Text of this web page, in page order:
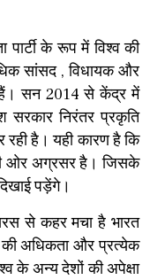
के रूप में विश्व की
सांसद , विधायक और
हैं। सन 2014 से केंद्र में
सरकार निरंतर प्रकृति
रही है। यही कारण है कि
ओर अग्रसर है। जिसके
पड़ेंगे।
से कहर मचा है भारत
अधिकता और प्रत्येक
के अन्य देशों की अपेक्षा